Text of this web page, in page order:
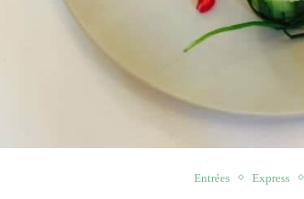
Entrées Express